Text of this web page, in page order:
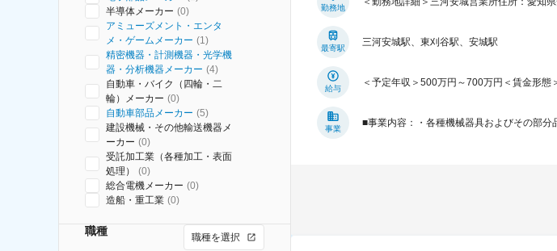
半導体メーカー (0)
アミューズメント・エンタ
メ・ゲームメーカー (1)
精密機器・計測機器・光学機
器・分析機器メーカー (4)
自動車・バイク（四輪・二
輪）メーカー (0)
自動車部品メーカー (5)
建設機械・その他輸送機器メ
ーカー (0)
受託加工業（各種加工・表面
処理）
(0)
総合電機メーカー (0)
造船・重工業 (0)
職種
職種を選択
勤務地
最寄駅
三河安城駅、東刈谷駅、安城駅
給与
＜予定年収＞500万円～700万円＜賃金形態
事業
■事業内容：・各種機械器具およびその部分